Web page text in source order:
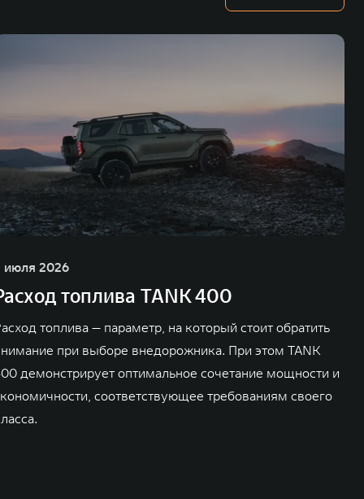
июля 2026
топлива TANK 400
топлива — параметр, на который стоит обратить
при выборе внедорожника. При этом TANK
демонстрирует оптимальное сочетание мощности и
соответствующее требованиям своего